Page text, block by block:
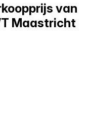
van
Maastricht